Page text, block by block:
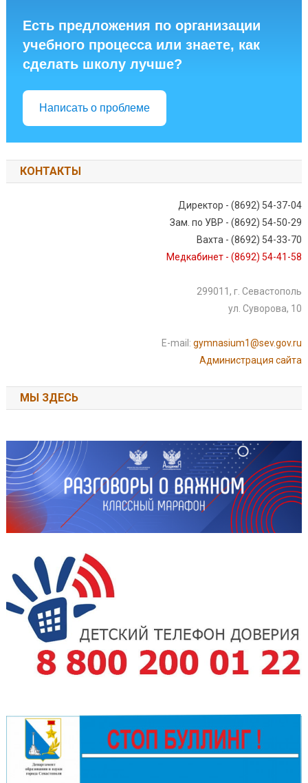
Есть предложения по организации
учебного процесса или знаете, как
сделать школу лучше?
Написать о проблеме
КОНТАКТЫ
Директор - (8692) 54-37-04
Зам. по УВР - (8692) 54-50-29
Вахта - (8692) 54-33-70
Медкабинет - (8692) 54-41-58
299011, г. Севастополь
ул. Суворова, 10
E-mail:gymnasium1@sev.gov.ru
Администрация сайта
МЫ ЗДЕСЬ